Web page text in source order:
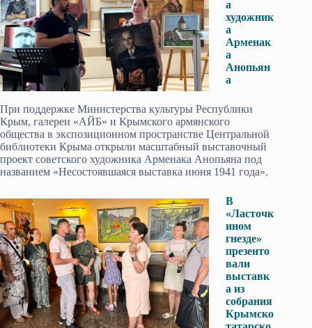
а
художник
а
Арменак
а
Анопьян
а
При поддержке Министерства культуры Республики
Крым, галереи «АЙБ» и Крымского армянского
общества в экспозиционном пространстве Центральной
библиотеки Крыма открыли масштабный выставочный
проект советского художника Арменака Анопьяна под
названием «Несостоявшаяся выставка июня 1941 года».
В
«Ласточк
ином
гнезде»
презенто
вали
выставк
а из
собрания
Крымско